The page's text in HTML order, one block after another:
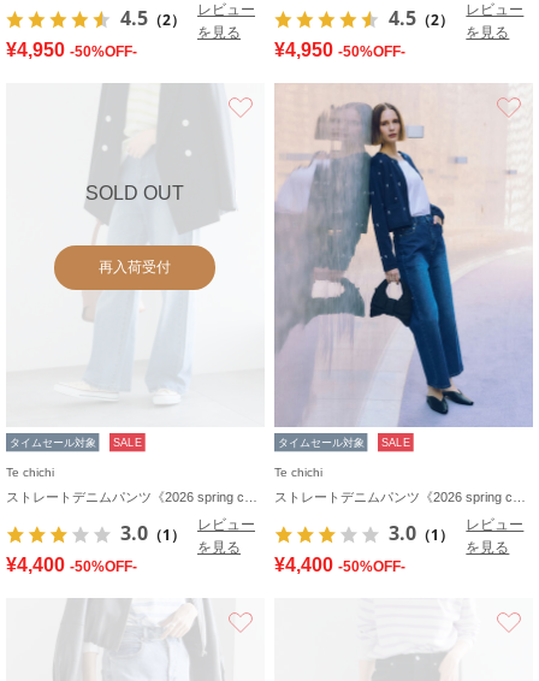
4.5 （2）
レビュー
を見る
¥4,950 -50%OFF-
4.5 （2）
レビュー
を見る
¥4,950 -50%OFF-
SOLD OUT
再入荷受付
タイムセール対象 SALE
Te chichi
3.0 （1）
レビュー
を見る
¥4,400 -50%OFF-
タイムセール対象 SALE
Te chichi
3.0 （1）
レビュー
を見る
¥4,400 -50%OFF-